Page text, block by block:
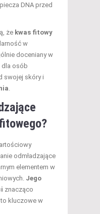
DNA przed
że kwas fitowy
w
doceniany w
dla osób
swojej skóry i
odmładzające
elementem w
Jego
znacząco
to kluczowe w